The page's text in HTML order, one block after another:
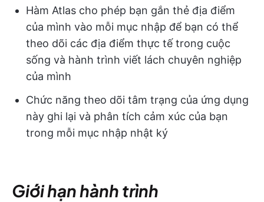
Hàm Atlas cho phép bạn gắn thẻ địa điểm
của mình vào mỗi mục nhập để bạn có thể
theo dõi các địa điểm thực tế trong cuộc
sống và hành trình viết lách chuyên nghiệp
của mình
Chức năng theo dõi tâm trạng của ứng dụng
này ghi lại và phân tích cảm xúc của bạn
trong mỗi mục nhập nhật ký
Giới hạn hành trình